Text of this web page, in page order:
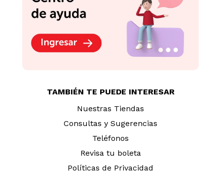
TAMBIÉN TE PUEDE INTERESAR
Nuestras Tiendas
Consultas y Sugerencias
Teléfonos
Revisa tu boleta
Políticas de Privacidad